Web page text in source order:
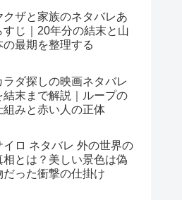
クザと家族のネタバレあ
すじ｜20年分の結末と山
の最期を整理する
ラダ探しの映画ネタバレ
結末まで解説｜ループの
組みと赤い人の正体
イロ ネタバレ 外の世界の
相とは？美しい景色は偽
だった衝撃の仕掛け